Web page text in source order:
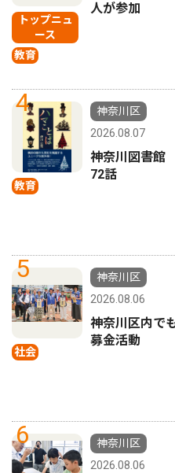
トップニュ
ース
教育
人が参加
4
教育
神奈川区
2026.08.07
神奈川図書館
72話
5
社会
神奈川区
2026.08.06
神奈川区内で
募金活動
6
神奈川区
2026.08.06